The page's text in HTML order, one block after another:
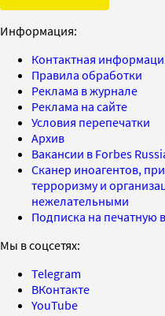
Информация:
Контактная
Правила обработки
Реклама в журнале
Реклама на сайте
Условия перепечатки
Архив
Вакансии в Forbes
Сканер иноагентов,
терроризму и
нежелательными
Подписка на печатную
Мы в соцсетях:
Telegram
ВКонтакте
YouTube